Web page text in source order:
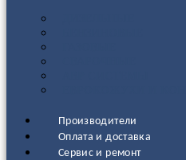
Производители
Оплата и доставка
Сервис и ремонт